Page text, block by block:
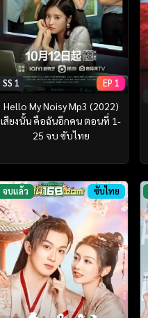
SS 1 EP 1
Hello My Noisy Mp3 (2022)
เสียงนั้น คือฉันอีกคน ตอนที่ 1-
25 จบ ซับไทย
จบแล้ว ซับไทย